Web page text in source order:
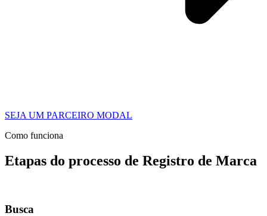
SEJA UM PARCEIRO MODAL
Como funciona
Etapas do processo de Registro de Marca
Busca